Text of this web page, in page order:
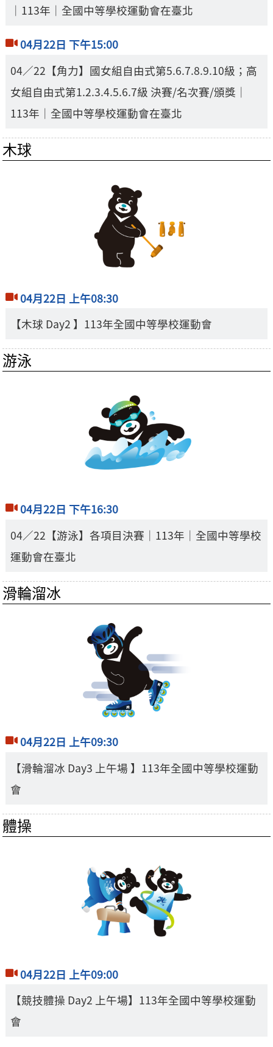
｜113年｜全國中等學校運動會在臺北
04月22日 下午15:00
04／22【角力】國女組自由式第5.6.7.8.9.10級；高
女組自由式第1.2.3.4.5.6.7級 決賽/名次賽/頒獎｜
113年｜全國中等學校運動會在臺北
木球
04月22日 上午08:30
【木球 Day2 】113年全國中等學校運動會
游泳
04月22日 下午16:30
04／22【游泳】各項目決賽｜113年｜全國中等學校
運動會在臺北
滑輪溜冰
04月22日 上午09:30
【滑輪溜冰 Day3 上午場 】113年全國中等學校運動
會
體操
04月22日 上午09:00
【競技體操 Day2 上午場】113年全國中等學校運動
會